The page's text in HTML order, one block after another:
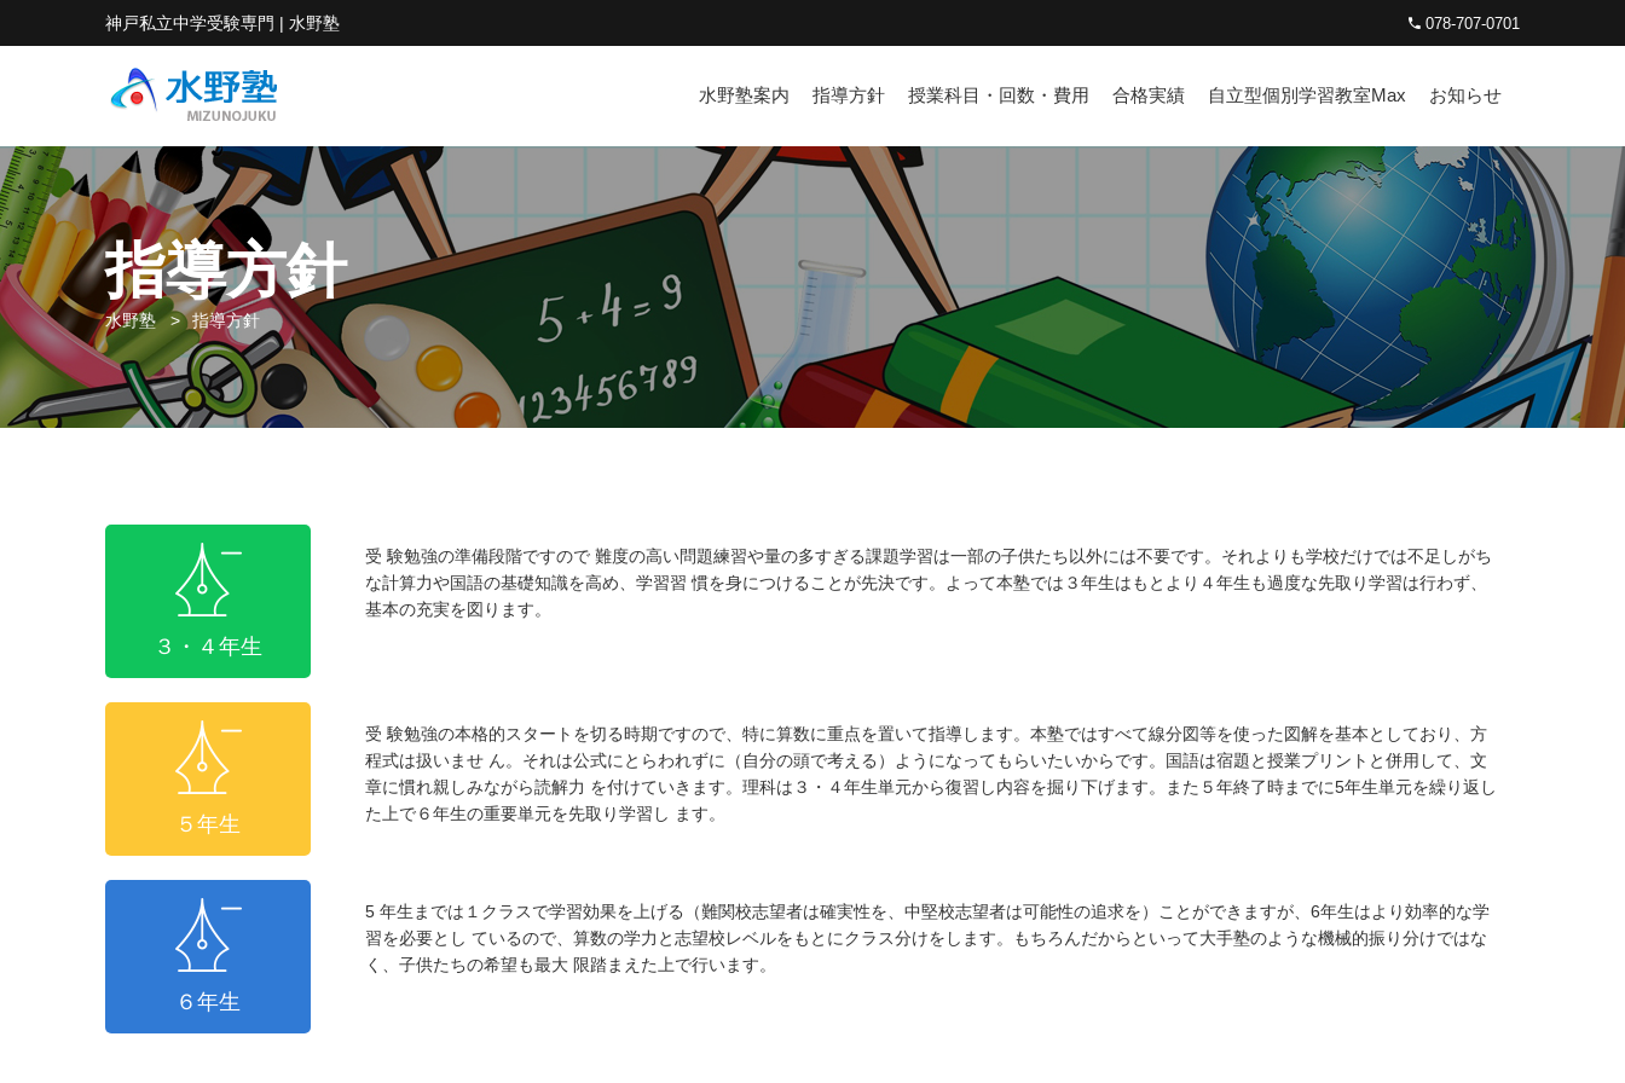
神戸私立中学受験専門 | 水野塾 078-707-0701
水野塾案内 指導方針 授業科目・回数・費用 合格実績 自立型個別学習教室Max お知らせ
指導方針
水野塾 指導方針
３・４年生
受 験勉強の準備段階ですので 難度の高い問題練習や量の多すぎる課題学習は一部の子供たち以外には不要です。それよりも学校だけでは不足しがち
な計算力や国語の基礎知識を高め、学習習 慣を身につけることが先決です。よって本塾では３年生はもとより４年生も過度な先取り学習は行わず、
基本の充実を図ります。
５年生
受 験勉強の本格的スタートを切る時期ですので、特に算数に重点を置いて指導します。本塾ではすべて線分図等を使った図解を基本としており、方
程式は扱いませ ん。それは公式にとらわれずに（自分の頭で考える）ようになってもらいたいからです。国語は宿題と授業プリントと併用して、文
章に慣れ親しみながら読解力 を付けていきます。理科は３・４年生単元から復習し内容を掘り下げます。また５年終了時までに5年生単元を繰り返し
た上で６年生の重要単元を先取り学習し ます。
６年生
5 年生までは１クラスで学習効果を上げる（難関校志望者は確実性を、中堅校志望者は可能性の追求を）ことができますが、6年生はより効率的な学
習を必要とし ているので、算数の学力と志望校レベルをもとにクラス分けをします。もちろんだからといって大手塾のような機械的振り分けではな
く、子供たちの希望も最大 限踏まえた上で行います。